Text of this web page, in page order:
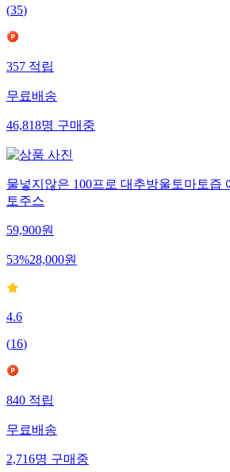
(35)
357적립
무료배송
46,818명구매중
물넣지않은 100프로 대추방울토마토즙
토주스
59,900원
53%28,000원
4.6
(16)
840적립
무료배송
2,716명구매중